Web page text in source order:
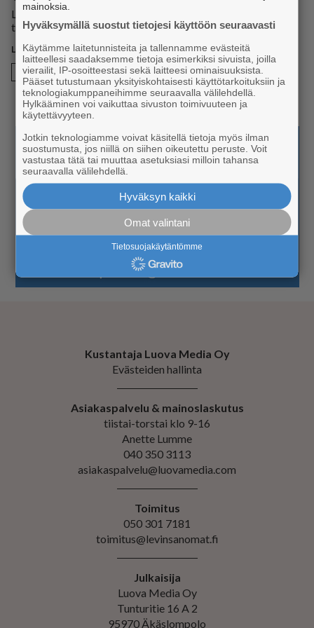
Lip­pu­jen hin­nat ja li­sä­tie­dot löy­dät osoit­tees­ta levi.fi. Ta­pah­
tu­mal­la on myös Instg­ram-sivu.
Syystapahtuma
Kustantaja Luova Media Oy
Evästeiden hallinta
Asiakaspalvelu & mainoslaskutus
tiistai-torstai klo 9-16
Anette Lumme
040 350 3113
asiakaspalvelu@luovamedia.com
Toimitus
050 301 7181
toimitus@levinsanomat.fi
Julkaisija
Luova Media Oy
Tunturitie 16 A 2
95970 Äkäslompolo
mainoksia.
Hyväksymällä suostut tietojesi käyttöön seuraavasti
Käytämme laitetunnisteita ja tallennamme evästeitä
laitteellesi saadaksemme tietoja esimerkiksi sivuista, joilla
vierailit, IP-osoitteestasi sekä laitteesi ominaisuuksista.
Pääset tutustumaan yksityiskohtaisesti käyttötarkoituksiin ja
teknologiakumppaneihimme seuraavalla välilehdellä.
Hylkääminen voi vaikuttaa sivuston toimivuuteen ja
käytettävyyteen.
Jotkin teknologiamme voivat käsitellä tietoja myös ilman
suostumusta, jos niillä on siihen oikeutettu peruste. Voit
vastustaa tätä tai muuttaa asetuksiasi milloin tahansa
seuraavalla välilehdellä.
Hyväksyn kaikki
Omat valintani
Tietosuojakäytäntömme